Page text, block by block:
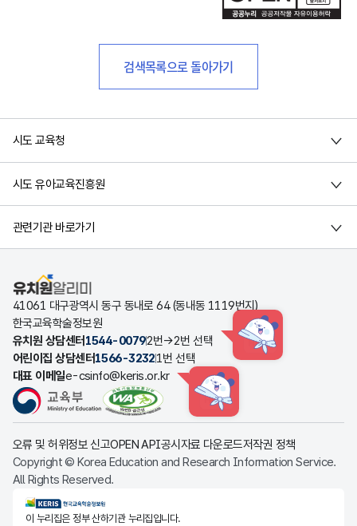
검색목록으로 돌아가기
시도 교육청
시도 유아교육진흥원
관련기관 바로가기
유치원알리미
41061 대구광역시 동구 동내로 64 (동내동 1119번지)
한국교육학술정보원
유치원 상담센터 1544-00792번→2번 선택 HINT
어린이집 상담센터1566-32321번 선택
대표 이메일e-csinfo@keris.or.kr
HINT
오류 및 허위정보 신고OPEN API공시자료 다운로드저작권 정책
Copyright © Korea Education and Research Information Service.
All Rights Reserved.
KERIS한국교육학술정보원
이 누리집은 정부 산하기관 누리집입니다.